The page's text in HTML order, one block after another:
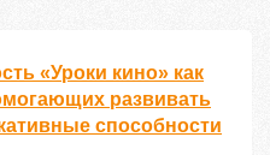
«Уроки кино» как
развивать
способности